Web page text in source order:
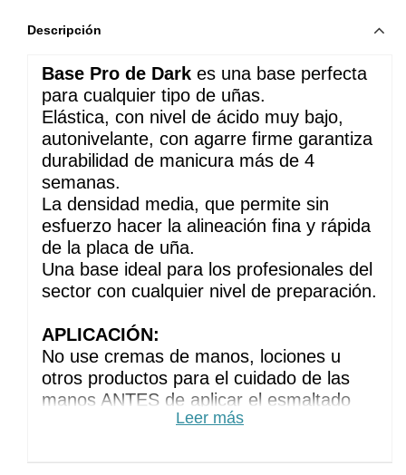
Descripción
Base Pro de Dark es una base perfecta
para cualquier tipo de uñas.
Elástica, con nivel de ácido muy bajo,
autonivelante, con agarre firme garantiza
durabilidad de manicura más de 4
semanas.
La densidad media, que permite sin
esfuerzo hacer la alineación fina y rápida
de la placa de uña.
Una base ideal para los profesionales del
sector con cualquier nivel de preparación.
APLICACIÓN:
No use cremas de manos, lociones u
otros productos para el cuidado de las
manos ANTES de aplicar el esmaltado
de la placa de la uña puliéndola
Leer más